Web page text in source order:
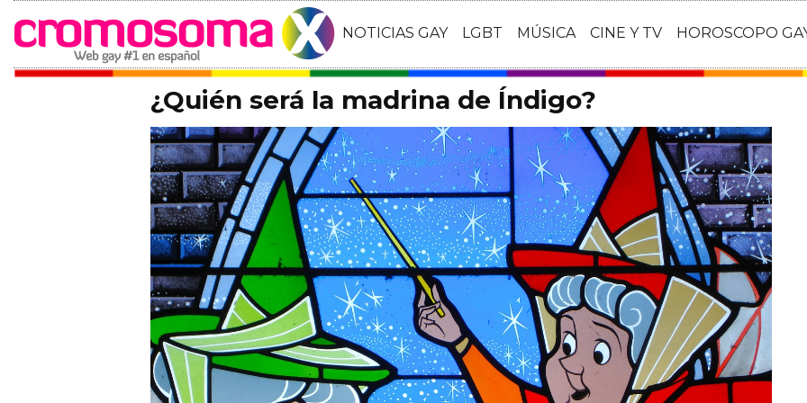
NOTICIAS GAY LGBT MÚSICA CINE Y TV HOROSCOPO
¿Quién será la madrina de Índigo?